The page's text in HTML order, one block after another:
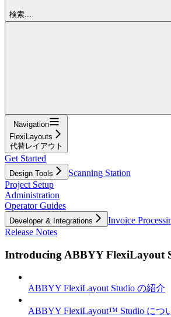
検索...
Navigation
FlexiLayouts
代替レイアウト
Get Started
Design Tools
Scanning Station
Project Setup
Administration
Operator Guides
Developer & Integrations
Invoice
Release Notes
Introducing ABBYY FlexiLayout
ABBYY FlexiLayout Studio の紹介
ABBYY FlexiLayout™ Studio につ